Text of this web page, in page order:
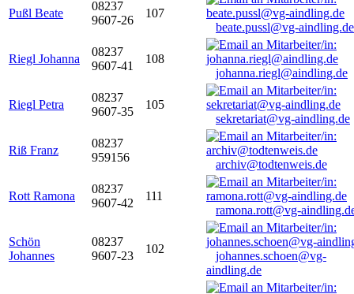
Pußl Beate
08237
9607-26
107
beate.pussl@vg-aindling.de
Riegl Johanna
08237
9607-41
108
johanna.riegl@aindling.de
Riegl Petra
08237
9607-35
105
sekretariat@vg-aindling.de
Riß Franz
08237
959156
archiv@todtenweis.de
Rott Ramona
08237
9607-42
111
ramona.rott@vg-
Schön
Johannes
08237
9607-23
102
johannes.schoen@vg-
aindling.de